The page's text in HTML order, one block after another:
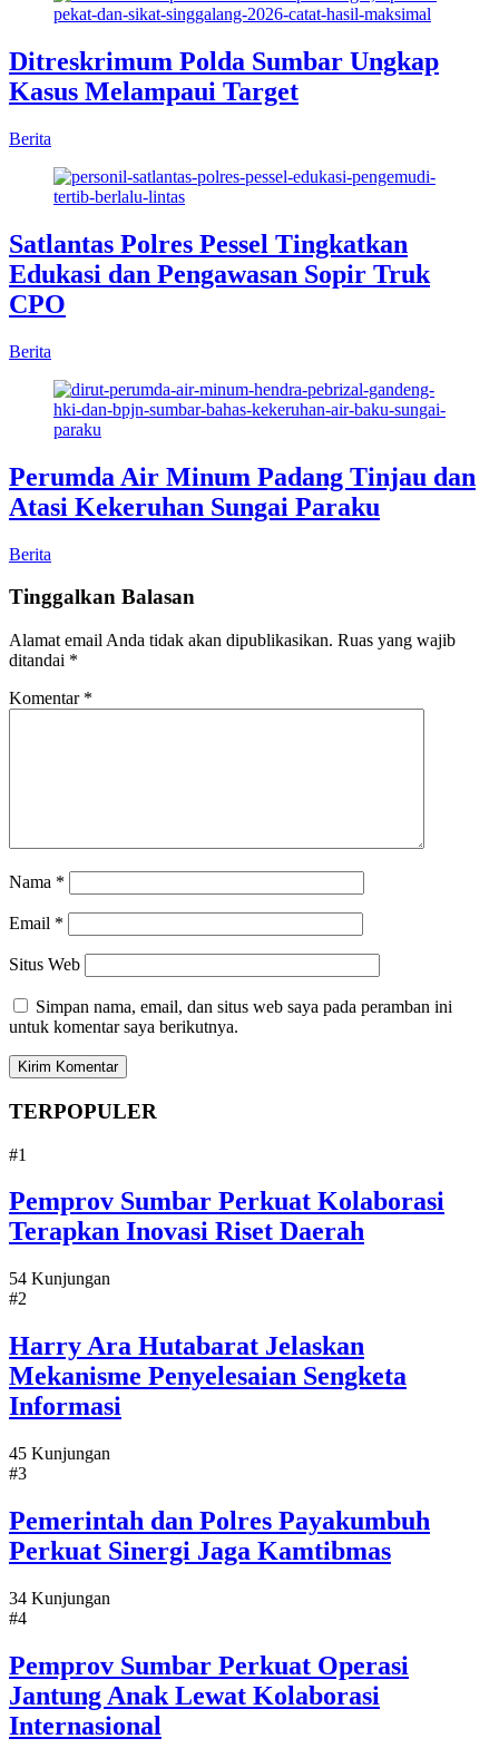
Ditreskrimum Polda Sumbar Ungkap
Kasus Melampaui Target
Berita
Satlantas Polres Pessel Tingkatkan
Edukasi dan Pengawasan Sopir Truk
CPO
Berita
Perumda Air Minum Padang Tinjau dan
Atasi Kekeruhan Sungai Paraku
Berita
Tinggalkan Balasan
Alamat email Anda tidak akan dipublikasikan. Ruas yang wajib
ditandai *
Komentar *
Nama *
Email *
Situs Web
Simpan nama, email, dan situs web saya pada peramban ini
untuk komentar saya berikutnya.
TERPOPULER
#1
Pemprov Sumbar Perkuat Kolaborasi
Terapkan Inovasi Riset Daerah
54 Kunjungan
#2
Harry Ara Hutabarat Jelaskan
Mekanisme Penyelesaian Sengketa
Informasi
45 Kunjungan
#3
Pemerintah dan Polres Payakumbuh
Perkuat Sinergi Jaga Kamtibmas
34 Kunjungan
#4
Pemprov Sumbar Perkuat Operasi
Jantung Anak Lewat Kolaborasi
Internasional